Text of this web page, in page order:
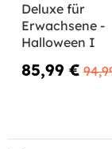
Deluxe für
Erwachsene -
Halloween I
85,99 €